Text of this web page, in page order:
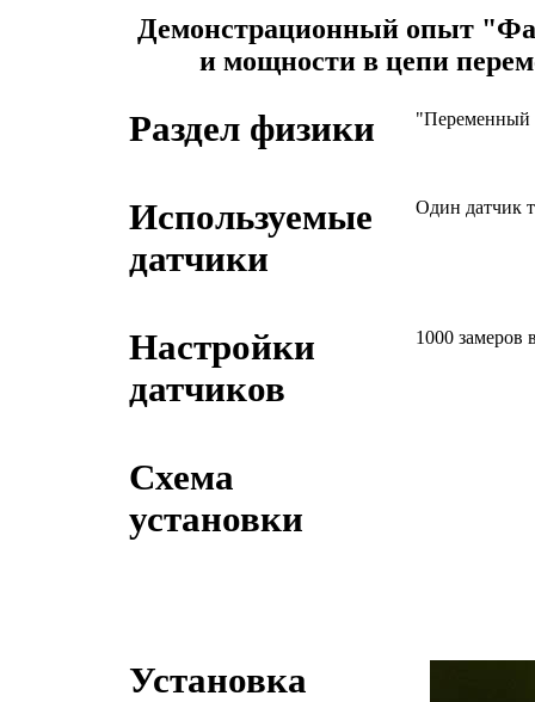
Демонстрационный опыт
и мощности в цепи
Раздел физики "Переменный
Используемые
датчики
Один датчик
Настройки
датчиков
1000 замеров
Схема
установки
Установка